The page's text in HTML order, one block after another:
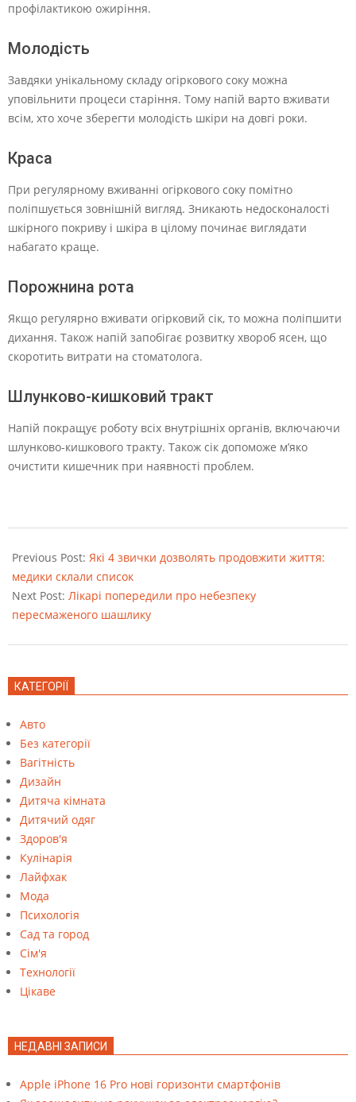
профілактикою ожиріння.
Молодість
Завдяки унікальному складу огіркового соку можна
уповільнити процеси старіння. Тому напій варто вживати
всім, хто хоче зберегти молодість шкіри на довгі роки.
Краса
При регулярному вживанні огіркового соку помітно
поліпшується зовнішній вигляд. Зникають недосконалості
шкірного покриву і шкіра в цілому починає виглядати
набагато краще.
Порожнина рота
Якщо регулярно вживати огірковий сік, то можна поліпшити
дихання. Також напій запобігає розвитку хвороб ясен, що
скоротить витрати на стоматолога.
Шлунково-кишковий тракт
Напій покращує роботу всіх внутрішніх органів, включаючи
шлунково-кишкового тракту. Також сік допоможе м’яко
очистити кишечник при наявності проблем.
08-
24
Previous Post: Які 4 звички дозволять продовжити життя:
медики склали список
Next Post: Лікарі попередили про небезпеку
пересмаженого шашлику
КАТЕГОРІЇ
Авто
Без категорії
Вагітність
Дизайн
Дитяча кімната
Дитячий одяг
Здоров'я
Кулінарія
Лайфхак
Мода
Психологія
Сад та город
Сім'я
Технології
Цікаве
НЕДАВНІ ЗАПИСИ
Apple iPhone 16 Pro нові горизонти смартфонів